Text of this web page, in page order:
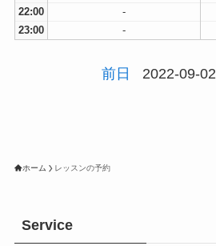
22:00
-
23:00
-
前日 2022-09-02
ホーム レッスンの予約
Service